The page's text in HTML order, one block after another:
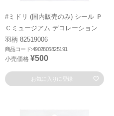
#ミドリ (国内販売のみ) シール Ｐ
Ｃミュージアム デコレーション
羽柄 82519006
商品コード:4902805825191
小売価格 ¥500
お気に入りに登録